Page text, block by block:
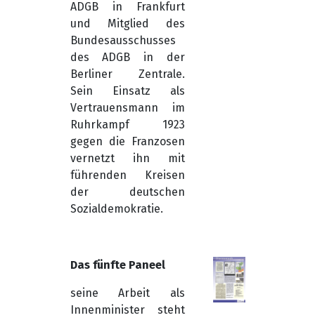
ADGB in Frankfurt
und Mitglied des
Bundesausschusses
des ADGB in der
Berliner Zentrale.
Sein Einsatz als
Vertrauensmann im
Ruhrkampf 1923
gegen die Franzosen
vernetzt ihn mit
führenden Kreisen
der deutschen
Sozialdemokratie.
Das fünfte Paneel
seine Arbeit als
Innenminister steht